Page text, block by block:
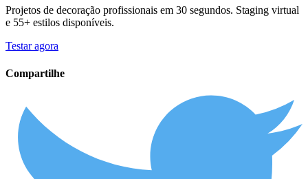
Projetos de decoração profissionais em 30 segundos. Staging virtual
e 55+ estilos disponíveis.
Testar agora
Compartilhe